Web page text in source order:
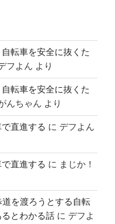
転車を安全に抜くた
フよん より
転車を安全に抜くた
んちゃん より
直進する に デフよん
直進する に まじか！
を渡ろうとする自転
とわかる話 に デフよ